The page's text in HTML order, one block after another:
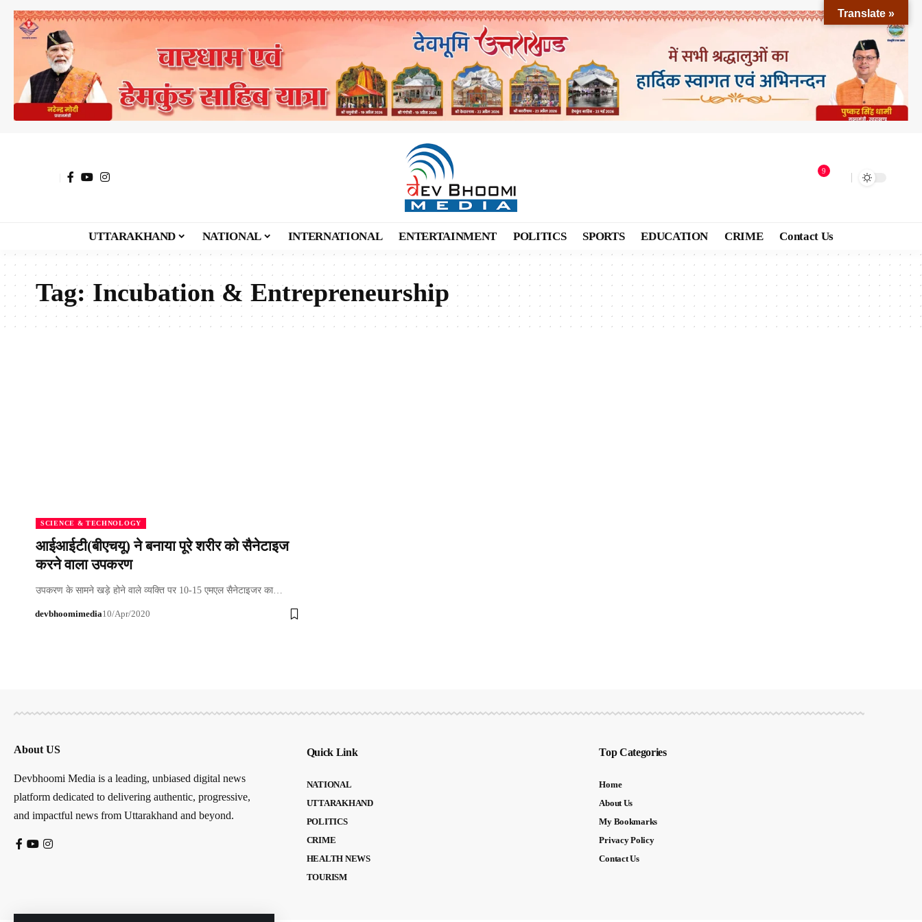
9
UTTARAKHAND NATIONAL INTERNATIONAL ENTERTAINMENT POLITICS SPORTS EDUCATION CRIME Contact Us
Tag:Incubation & Entrepreneurship
SCIENCE & TECHNOLOGY
आईआईटी(बीएचयू) ने बनाया पूरे शरीर को सैनेटाइज
करने वाला उपकरण
उपकरण के सामने खड़े होने वाले व्यक्ति पर 10-15 एमएल सैनेटाइजर का…
devbhoomimedia10/Apr/2020
About US
Devbhoomi Media is a leading, unbiased digital news
platform dedicated to delivering authentic, progressive,
and impactful news from Uttarakhand and beyond.
Quick Link
NATIONAL
UTTARAKHAND
POLITICS
CRIME
HEALTH NEWS
TOURISM
Top Categories
Home
About Us
My Bookmarks
Privacy Policy
Contact Us
Translate »